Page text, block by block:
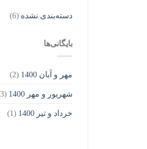
دسته‌بندی نشده (6)
بایگانی‌ها
مهر و آبان 1400 (2)
شهریور و مهر 1400 (3)
خرداد و تیر 1400 (1)